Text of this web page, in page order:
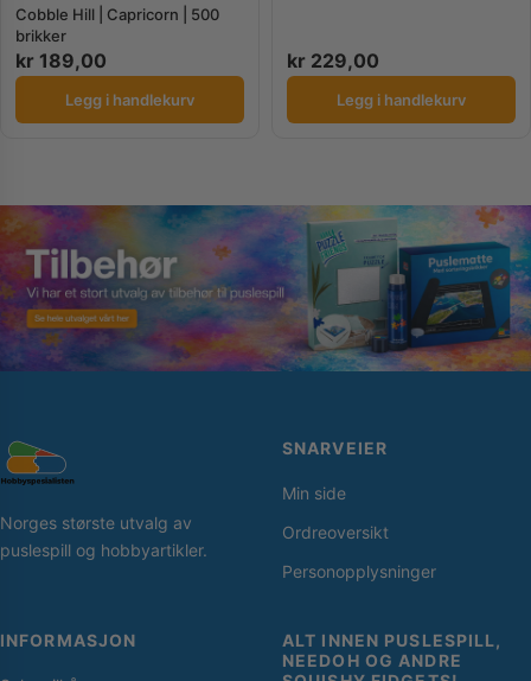
Cobble Hill | Capricorn | 500
brikker
kr 189,00
Legg i handlekurv
kr 229,00
Legg i handlekurv
Norges største utvalg av
puslespill og hobbyartikler.
SNARVEIER
Min side
Ordreoversikt
Personopplysninger
INFORMASJON
ALT INNEN PUSLESPILL,
NEEDOH OG ANDRE